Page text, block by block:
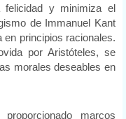
y minimiza el
de Immanuel Kant
en principios racionales.
por Aristóteles, se
morales deseables en
marcos